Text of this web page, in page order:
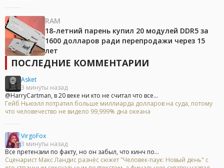
RAM
18-летний парень купил 20 модулей DDR5 за
1600 долларов ради перепродажи через 15
лет
ПОСЛЕДНИЕ КОММЕНТАРИИ
Asket
3 минуты назад
@HarryCartman, в 20 веке ни кто не считал что все...
Гейб Ньюэлл потратил больше миллиарда долларов на суда, потому
что человечество не видело 99,999% дна океана
VirgoFox
3 минуты назад
Все претензии по факту, но он забыл, что кинч по...
Сценарист Макс Ландис разнёс сюжет "Человек-паук: Новый день" с